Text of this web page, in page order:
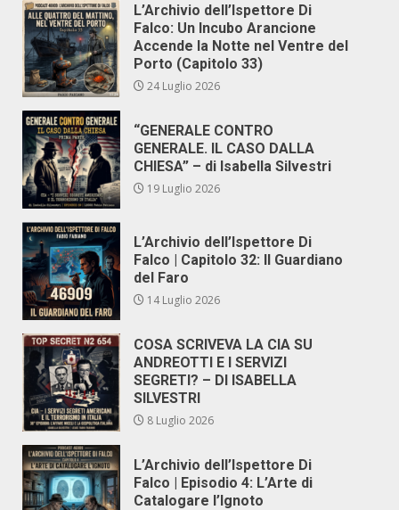
L’Archivio dell’Ispettore Di
Falco: Un Incubo Arancione
Accende la Notte nel Ventre del
Porto (Capitolo 33)
24 Luglio 2026
“GENERALE CONTRO
GENERALE. IL CASO DALLA
CHIESA” – di Isabella Silvestri
19 Luglio 2026
L’Archivio dell’Ispettore Di
Falco | Capitolo 32: Il Guardiano
del Faro
14 Luglio 2026
COSA SCRIVEVA LA CIA SU
ANDREOTTI E I SERVIZI
SEGRETI? – DI ISABELLA
SILVESTRI
8 Luglio 2026
L’Archivio dell’Ispettore Di
Falco | Episodio 4: L’Arte di
Catalogare l’Ignoto